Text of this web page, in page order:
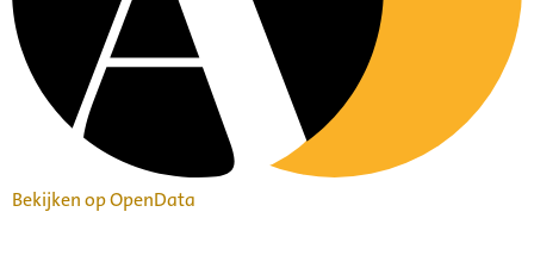
Bekijken op OpenData